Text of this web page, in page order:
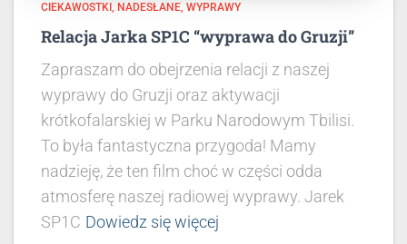
CIEKAWOSTKI NADESŁANE WYPRAWY
Relacja Jarka SP1C “wyprawa do Gruzji”
Zapraszam do obejrzenia relacji z naszej
wyprawy do Gruzji oraz aktywacji
krótkofalarskiej w Parku Narodowym Tbilisi.
To była fantastyczna przygoda! Mamy
nadzieję, że ten film choć w części odda
atmosferę naszej radiowej wyprawy. Jarek
SP1C Dowiedz się więcej